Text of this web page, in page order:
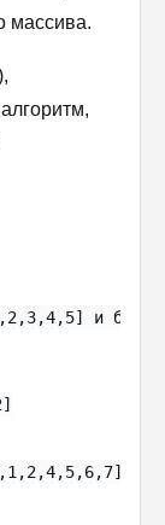
массива.